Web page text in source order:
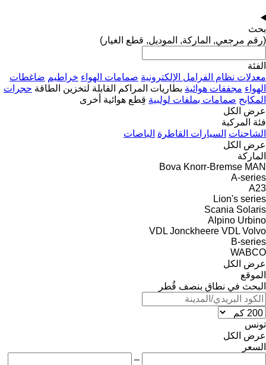
بحث
(رقم مرجعي, الماركة, الموديل, قطع الغيار)
الفئة
معدلات نظام الفرامل الإلكترونية صمامات الهواء خراطيم ضاغطات
الهواء مجففات هوائية بطاريات المراكم القابلة لتخزين الطاقة حجرات
المكابح صمامات بملفات لولبية قِطع هوائية أخرى
عرض الكل
فئة المركبة
الشاحنات السيارات القاطرة الباصات
عرض الكل
الماركة
Bova Knorr-Bremse MAN
A-series
A23
Lion's series
Scania Solaris
Alpino Urbino
VDL Jonckheere VDL Volvo
B-series
WABCO
عرض الكل
الموقع
البحث في نطاق بنصف قُطر
تونس
عرض الكل
السعر
–